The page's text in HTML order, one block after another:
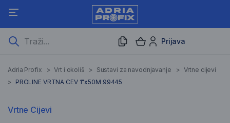
Prijava
Adria Profix > Vrt i okoliš > Sustavi za navodnjavanje > Vrtne cijevi
> PROLINE VRTNA CEV 1"x50M 99445
Vrtne Cijevi